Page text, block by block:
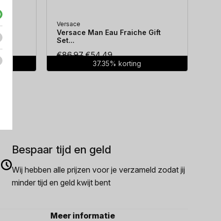
Versace
Versace Man Eau Fraiche Gift
Set...
€86.97Oorspronkelijke
prijs
€54.49Huidige
prijs
37.35% korting
Bespaar tijd en geld
Wij hebben alle prijzen voor je verzameld zodat jij
minder tijd en geld kwijt bent
Meer informatie